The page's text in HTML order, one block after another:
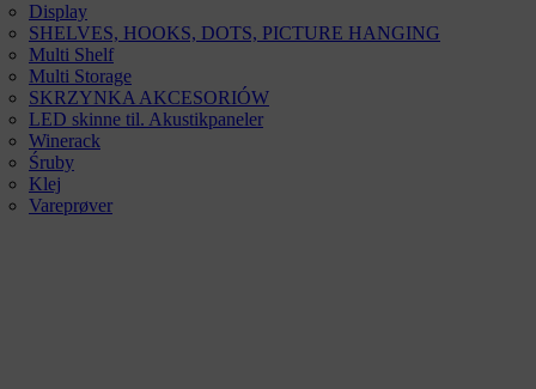
Display
SHELVES, HOOKS, DOTS, PICTURE HANGING
Multi Shelf
Multi Storage
SKRZYNKA AKCESORIÓW
LED skinne til. Akustikpaneler
Winerack
Śruby
Klej
Vareprøver